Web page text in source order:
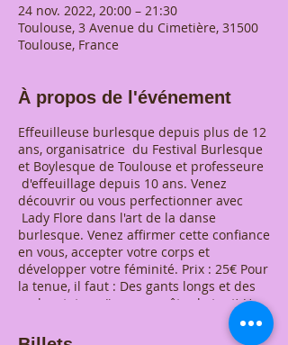
24 nov. 2022, 20:00 – 21:30
Toulouse, 3 Avenue du Cimetière, 31500
Toulouse, France
À propos de l'événement
Effeuilleuse burlesque depuis plus de 12
ans, organisatrice du Festival Burlesque
et Boylesque de Toulouse et professeure
d'effeuillage depuis 10 ans. Venez
découvrir ou vous perfectionner avec
Lady Flore dans l'art de la danse
burlesque. Venez affirmer cette confiance
en vous, accepter votre corps et
développer votre féminité. Prix : 25€ Pour
la tenue, il faut : Des gants longs et des
caches tetons (je peux prêter le tout) Une
culotte haute si possible Un soutien
gorge Un porte jarretelles Des bas Des